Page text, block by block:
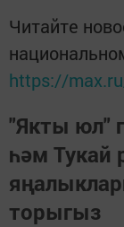
Читайте
https://
"Якты юл"
һәм Тукай
торыгыз